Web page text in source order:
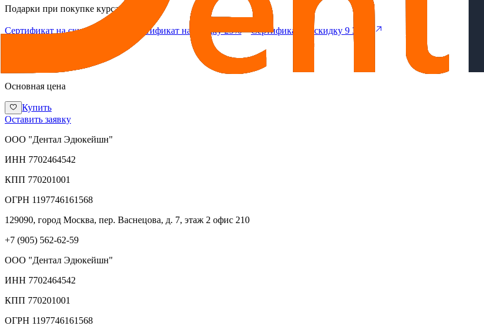
Подарки при покупке курса
Сертификат на скидку 100% Сертификат на скидку 25% Сертификат на скидку 9 300 ₽
Основная цена
Купить
Оставить заявку
ООО "Дентал Эдюкейшн"
ИНН 7702464542
КПП 770201001
ОГРН 1197746161568
129090, город Москва, пер. Васнецова, д. 7, этаж 2 офис 210
+7 (905) 562-62-59
ООО "Дентал Эдюкейшн"
ИНН 7702464542
КПП 770201001
ОГРН 1197746161568